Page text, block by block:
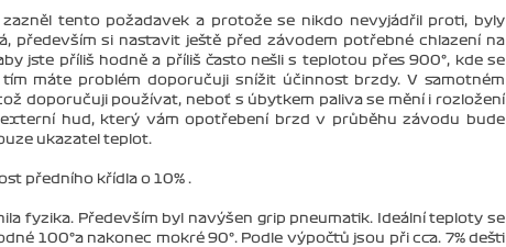
tento požadavek a protože se nikdo nevyjádřil proti, byly
především si nastavit ještě před závodem potřebné chlazení na
jste příliš hodně a příliš často nešli s teplotou přes 900°, kde se
máte problém doporučuji snížit účinnost brzdy. V samotném
doporučuji používat, neboť s úbytkem paliva se mění i rozložení
hud, který vám opotřebení brzd v průběhu závodu bude
ukazatel teplot.
předního křídla o 10% .
fyzika. Především byl navýšen grip pneumatik. Ideální teploty se
100°a nakonec mokré 90°. Podle výpočtů jsou při cca. 7% dešti